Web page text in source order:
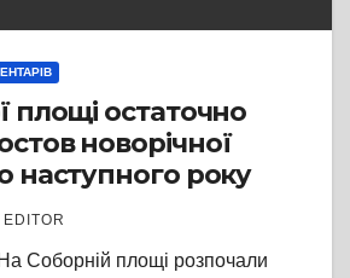
площі остаточно
новорічної
наступного року
EDITOR
Соборній площі розпочали